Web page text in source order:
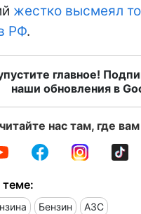
жестко высмеял
РФ.
главное!
наши обновления в
нас там, где
Бензин АЗС